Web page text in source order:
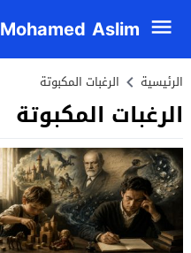
Mohamed Aslim
الرئيسية الرغبات المكبوتة
الرغبات المكبوتة